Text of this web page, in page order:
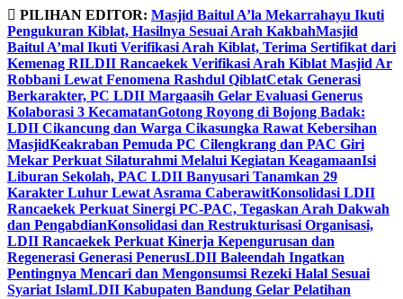
Skip
to
content
PILIHAN EDITOR: Masjid Baitul A’la Mekarrahayu Ikuti
Pengukuran Kiblat, Hasilnya Sesuai Arah KakbahMasjid
Baitul A’mal Ikuti Verifikasi Arah Kiblat, Terima Sertifikat dari
Kemenag RILDII Rancaekek Verifikasi Arah Kiblat Masjid Ar
Robbani Lewat Fenomena Rashdul QiblatCetak Generasi
Berkarakter, PC LDII Margaasih Gelar Evaluasi Generus
Kolaborasi 3 KecamatanGotong Royong di Bojong Badak:
LDII Cikancung dan Warga Cikasungka Rawat Kebersihan
MasjidKeakraban Pemuda PC Cilengkrang dan PAC Giri
Mekar Perkuat Silaturahmi Melalui Kegiatan KeagamaanIsi
Liburan Sekolah, PAC LDII Banyusari Tanamkan 29
Karakter Luhur Lewat Asrama CaberawitKonsolidasi LDII
Rancaekek Perkuat Sinergi PC-PAC, Tegaskan Arah Dakwah
dan PengabdianKonsolidasi dan Restrukturisasi Organisasi,
LDII Rancaekek Perkuat Kinerja Kepengurusan dan
Regenerasi Generasi PenerusLDII Baleendah Ingatkan
Pentingnya Mencari dan Mengonsumsi Rezeki Halal Sesuai
Syariat IslamLDII Kabupaten Bandung Gelar Pelatihan